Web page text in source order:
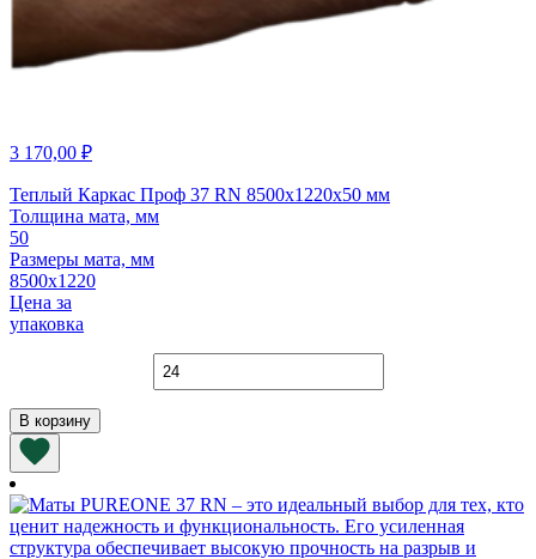
3 170,00 ₽
Теплый Каркас Проф 37 RN 8500х1220х50 мм
Толщина мата, мм
50
Размеры мата, мм
8500х1220
Цена за
упаковка
Количество
товара
8500х1220х50
мм
В корзину